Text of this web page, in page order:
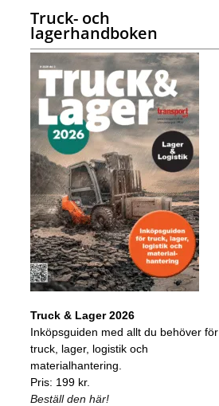
Truck- och
lagerhandboken
Truck & Lager 2026
Inköpsguiden med allt du behöver för
truck, lager, logistik och
materialhantering.
Pris: 199 kr.
Beställ den här!